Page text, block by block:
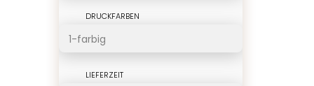
DRUCKFARBEN
LIEFERZEIT